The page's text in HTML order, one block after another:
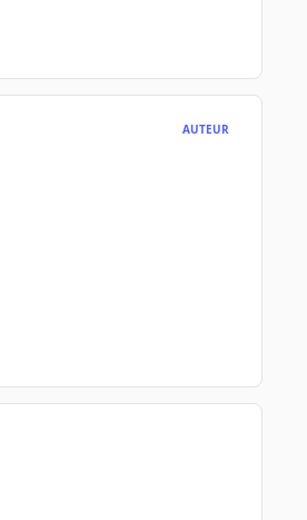
AUTEUR